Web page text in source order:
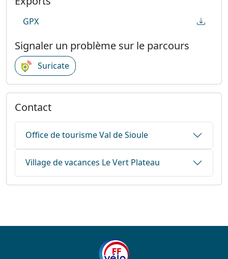
GPX
Signaler un problème sur le parcours
Suricate
Contact
Office de tourisme Val de Sioule
Village de vacances Le Vert Plateau